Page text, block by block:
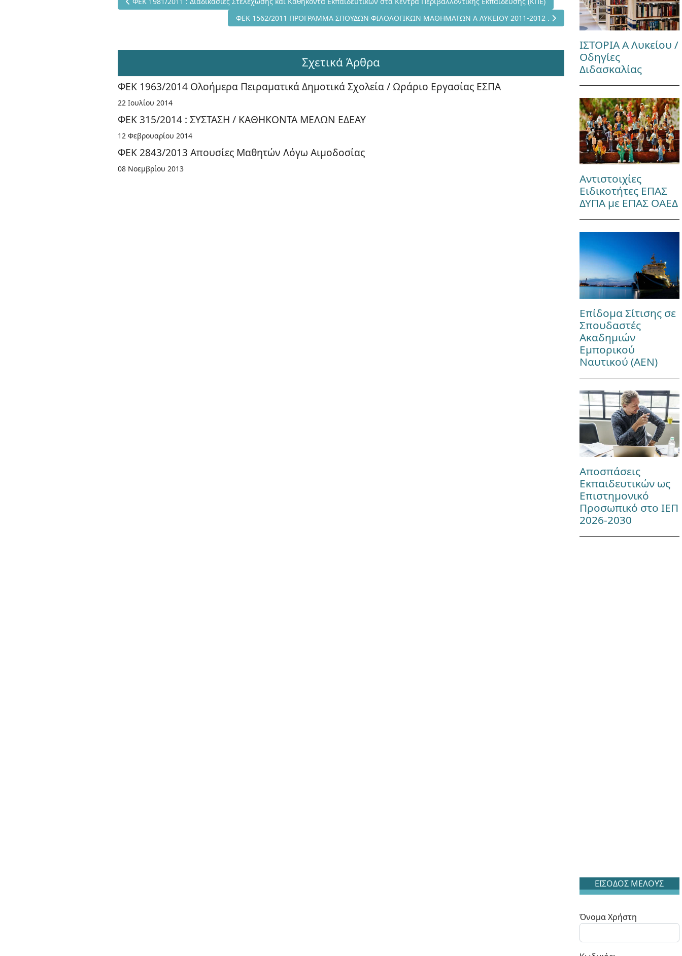
Επόμενο άρθρο: ΦΕΚ 1562/2011 ΠΡΟΓΡΑΜΜΑ ΣΠΟΥΔΩΝ ΦΙΛΟΛΟΓΙΚΩΝ ΜΑΘΗΜΑΤΩΝ Α ΛΥΚΕΙΟΥ 2011-2012 .
ΦΕΚ 1562/2011 ΠΡΟΓΡΑΜΜΑ ΣΠΟΥΔΩΝ ΦΙΛΟΛΟΓΙΚΩΝ ΜΑΘΗΜΑΤΩΝ Α ΛΥΚΕΙΟΥ 2011-2012 .
Σχετικά Άρθρα
ΦΕΚ 1963/2014 Ολοήμερα Πειραματικά Δημοτικά Σχολεία / Ωράριο Εργασίας ΕΣΠΑ
22 Ιουλίου 2014
ΦΕΚ 315/2014 : ΣΥΣΤΑΣΗ / ΚΑΘΗΚΟΝΤΑ ΜΕΛΩΝ ΕΔΕΑΥ
12 Φεβρουαρίου 2014
ΦΕΚ 2843/2013 Απουσίες Μαθητών Λόγω Αιμοδοσίας
08 Νοεμβρίου 2013
ΙΣΤΟΡΙΑ Α Λυκείου /
Οδηγίες
Διδασκαλίας
Αντιστοιχίες
Ειδικοτήτες ΕΠΑΣ
ΔΥΠΑ με ΕΠΑΣ ΟΑΕΔ
Επίδομα Σίτισης σε
Σπουδαστές
Ακαδημιών
Εμπορικού
Ναυτικού (ΑΕΝ)
Αποσπάσεις
Εκπαιδευτικών ως
Επιστημονικό
Προσωπικό στο ΙΕΠ
2026-2030
ΕΙΣΟΔΟΣ ΜΕΛΟΥΣ
Όνομα Χρήστη